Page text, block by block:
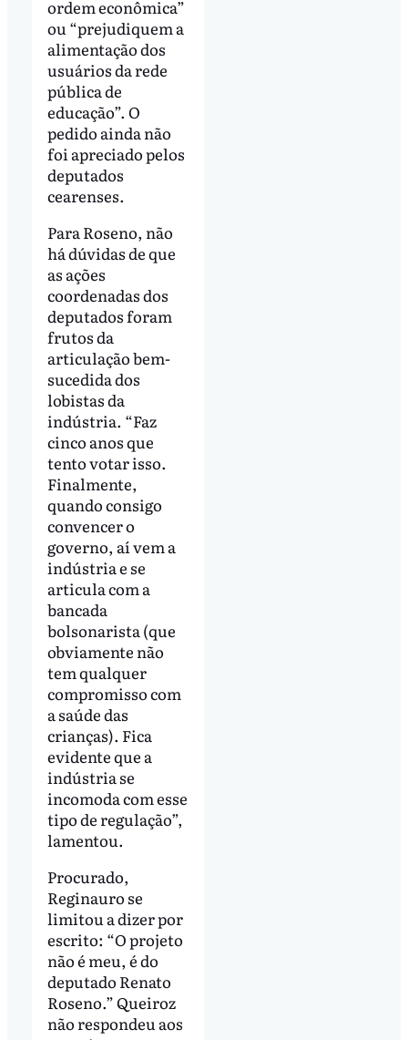
ordem econômica”
ou “prejudiquem a
alimentação dos
usuários da rede
pública de
educação”. O
pedido ainda não
foi apreciado pelos
deputados
cearenses.
Para Roseno, não
há dúvidas de que
as ações
coordenadas dos
deputados foram
frutos da
articulação bem-
sucedida dos
lobistas da
indústria. “Faz
cinco anos que
tento votar isso.
Finalmente,
quando consigo
convencer o
governo, aí vem a
indústria e se
articula com a
bancada
bolsonarista (que
obviamente não
tem qualquer
compromisso com
a saúde das
crianças). Fica
evidente que a
indústria se
incomoda com esse
tipo de regulação”,
lamentou.
Procurado,
Reginauro se
limitou a dizer por
escrito: “O projeto
não é meu, é do
deputado Renato
Roseno.” Queiroz
não respondeu aos